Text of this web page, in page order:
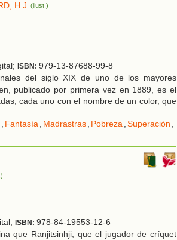
H.J. (ilust.)
ISBN: 979-13-87688-99-8
del siglo XIX de uno de los mayores
publicado por primera vez en 1889, es el
cada uno con el nombre de un color, que
, Fantasía, Madrastras, Pobreza,Superación ,
ISBN: 978-84-19553-12-6
que Ranjitsinhji, que el jugador de críquet